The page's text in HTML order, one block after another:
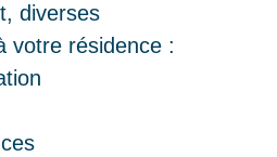
diverses
votre résidence :